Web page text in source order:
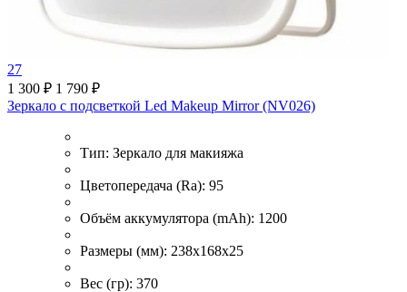
27
1 300 ₽ 1 790 ₽
Зеркало с подсветкой Led Makeup Mirror (NV026)
Тип: Зеркало для макияжа
Цветопередача (Ra): 95
Объём аккумулятора (mAh): 1200
Размеры (мм): 238x168x25
Вес (гр): 370